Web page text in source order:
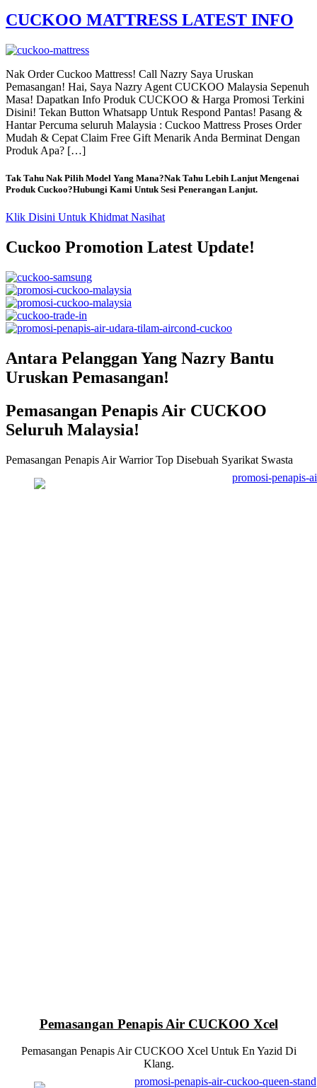
CUCKOO MATTRESS LATEST INFO
Nak Order Cuckoo Mattress! Call Nazry Saya Uruskan
Pemasangan! Hai, Saya Nazry Agent CUCKOO Malaysia Sepenuh
Masa! Dapatkan Info Produk CUCKOO & Harga Promosi Terkini
Disini! Tekan Button Whatsapp Untuk Respond Pantas! Pasang &
Hantar Percuma seluruh Malaysia : Cuckoo Mattress Proses Order
Mudah & Cepat Claim Free Gift Menarik Anda Berminat Dengan
Produk Apa? […]
Tak Tahu Nak Pilih Model Yang Mana?Nak Tahu Lebih Lanjut Mengenai
Produk Cuckoo?Hubungi Kami Untuk Sesi Penerangan Lanjut.
Klik Disini Untuk Khidmat Nasihat
Cuckoo Promotion Latest Update!
Antara Pelanggan Yang Nazry Bantu
Uruskan Pemasangan!
Pemasangan Penapis Air CUCKOO
Seluruh Malaysia!
Pemasangan Penapis Air Warrior Top Disebuah Syarikat Swasta
Pemasangan Penapis Air CUCKOO Xcel
Pemasangan Penapis Air CUCKOO Xcel Untuk En Yazid Di
Klang.